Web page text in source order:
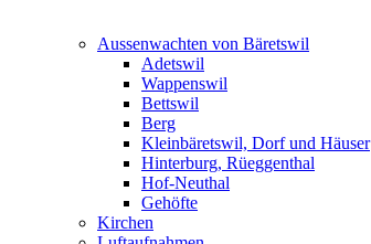
Aussenwachten von Bäretswil
Adetswil
Wappenswil
Bettswil
Berg
Kleinbäretswil, Dorf und Häuser
Hinterburg, Rüeggenthal
Hof-Neuthal
Gehöfte
Kirchen